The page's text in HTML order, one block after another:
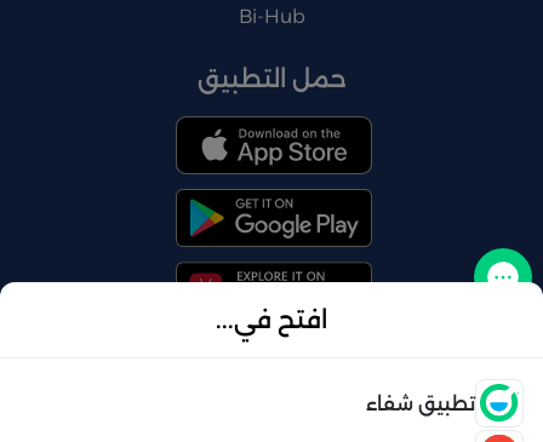
افتح في...
تطبيق شفاء
Bi-Hub
حمل التطبيق
© 2026 شفاء . كل الحقوق محفوظة
تواصل معنا